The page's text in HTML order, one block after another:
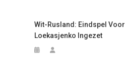
Wit-Rusland: Eindspel Voor
Loekasjenko Ingezet